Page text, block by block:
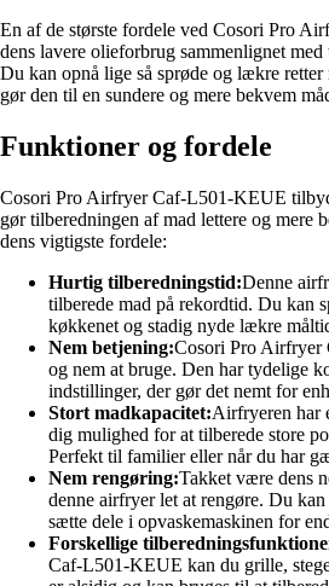
En af de største fordele ved Cosori Pro
dens lavere olieforbrug sammenlignet
Du kan opnå lige så sprøde og lækre
gør den til en sundere og mere bekvem
Funktioner og fordele
Cosori Pro Airfryer Caf-L501-KEUE
gør tilberedningen af ​​mad lettere og mere
dens vigtigste fordele:
Hurtig tilberedningstid:Denne
tilberede mad på rekordtid. Du kan
køkkenet og stadig nyde lækre
Nem betjening:Cosori Pro
og nem at bruge. Den har tydelige
indstillinger, der gør det nemt for
Stort madkapacitet:Airfryeren har
dig mulighed for at tilberede store
Perfekt til familier eller når du har
Nem rengøring:Takket være dens
denne airfryer let at rengøre. Du
sætte dele i opvaskemaskinen for
Forskellige
Caf-L501-KEUE kan du grille,